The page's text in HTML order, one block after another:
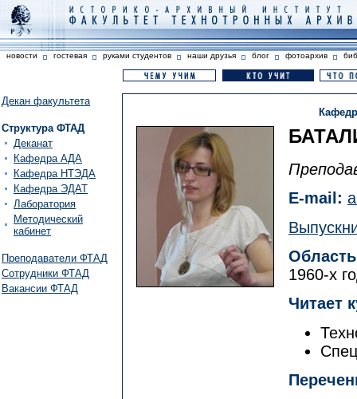
новости гостевая руками студентов наши друзья блог фотоархив
Декан факультета
Структура ФТАД
Деканат
Кафедра АДА
Кафедра НТЭДА
Кафедра ЭДАТ
Лаборатория
Методический
кабинет
Преподаватели ФТАД
Сотрудники ФТАД
Вакансии ФТАД
E-mail:
1960-х
Читает